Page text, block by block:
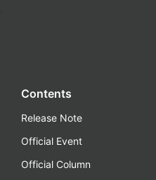
Contents
Release Note
Official Event
Official Column